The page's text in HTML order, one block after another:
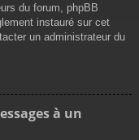
du forum, phpBB
instauré sur cet
un administrateur du
à un